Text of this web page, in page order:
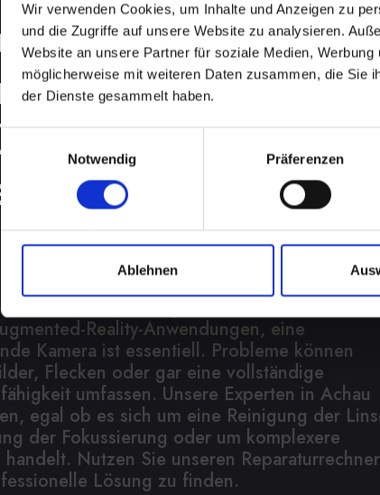
Wir verwenden Cookies, um Inhalte und Anzeigen zu
und die Zugriffe auf unsere Website zu analysieren.
Website an unsere Partner für soziale Medien,
möglicherweise mit weiteren Daten zusammen, die Sie
der Dienste gesammelt haben.
Notwendig
Präferenzen
Ablehnen
bei
IPHONE-13-PRO-
in Achau?
Aufnahmen
möglich
eine wichtige Rolle in vielen Aspekten
Lebens. Von Fotografieren über Videoanrufe
Reality-Anwendungen, eine
Kamera ist essentiell. Probleme können
Flecken oder gar eine vollständige
umfassen. Unsere Experten in Achau
egal ob es sich um eine Reinigung der
der Fokussierung oder um komplexere
handelt. Nutzen Sie unseren
Lösung zu finden.